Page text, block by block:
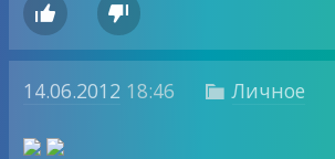
 
14.06.2012 18:46  Личное